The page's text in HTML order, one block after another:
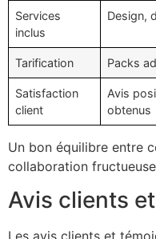
Services
inclus
Design,
Tarification Packs
Satisfaction
client
Avis
obtenus
Un bon équilibre entre
collaboration
Avis clients